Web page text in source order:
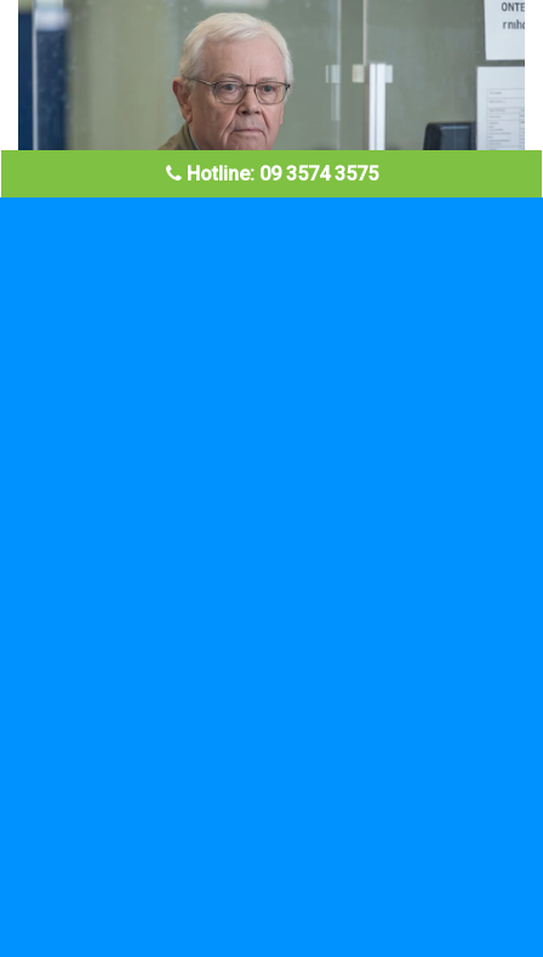
Hotline: 09 3574 3575